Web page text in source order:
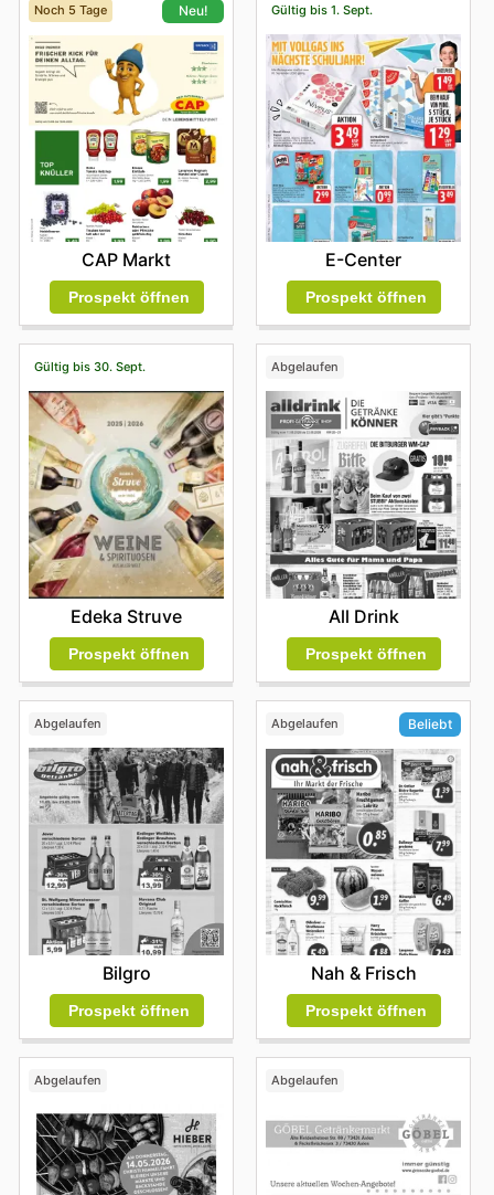
Noch 5 Tage Neu!
CAP Markt
Prospekt öffnen
Gültig bis 1. Sept.
E-Center
Prospekt öffnen
Gültig bis 30. Sept.
Edeka Struve
Prospekt öffnen
Abgelaufen
All Drink
Prospekt öffnen
Abgelaufen
Bilgro
Prospekt öffnen
Abgelaufen Beliebt
Nah & Frisch
Prospekt öffnen
Abgelaufen Abgelaufen